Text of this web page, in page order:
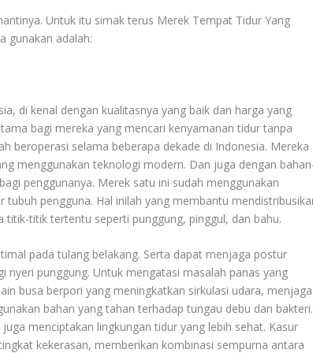
Untuk itu simak terus Merek Tempat Tidur Yang
gunakan adalah:
di kenal dengan kualitasnya yang baik dan harga yang
bagi mereka yang mencari kenyamanan tidur tanpa
beroperasi selama beberapa dekade di Indonesia. Mereka
menggunakan teknologi modern. Dan juga dengan
penggunanya. Merek satu ini sudah menggunakan
pengguna. Hal inilah yang membantu
titik tertentu seperti punggung, pinggul, dan bahu.
pada tulang belakang. Serta dapat menjaga postur
punggung. Untuk mengatasi masalah panas yang
busa berpori yang meningkatkan sirkulasi udara, menjaga
bahan yang tahan terhadap tungau debu dan bakteri.
menciptakan lingkungan tidur yang lebih sehat. Kasur
kekerasan, memberikan kombinasi sempurna antara